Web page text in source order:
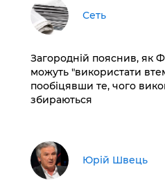
Сеть
Загородній пояснив, як
можуть "використати
пообіцявши те, чого
збираються
Юрій Швець